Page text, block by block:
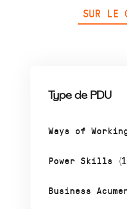
SUR LE
Type de PDU
Ways of
Power Skills
Business